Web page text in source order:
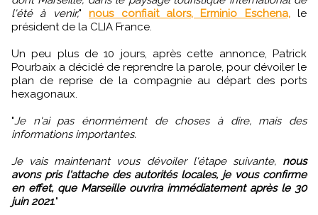
l'été à venir,"nous confiait alors, Erminio Eschena,le
président de la CLIA France.
Un peu plus de 10 jours, après cette annonce, Patrick
Pourbaix a décidé de reprendre la parole, pour dévoiler le
plan de reprise de la compagnie au départ des ports
hexagonaux.
" Je n'ai pas énormément de choses à dire, mais des
informations importantes.
Je vais maintenant vous dévoiler l'étape suivante, nous
avons pris l'attache des autorités locales, je vous confirme
en effet, que Marseille ouvrira immédiatement après le 30
juin 2021."